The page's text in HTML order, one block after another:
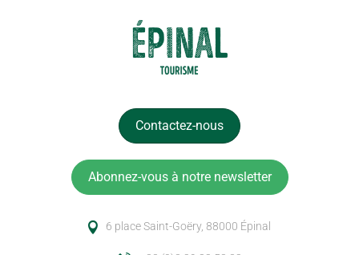
Contactez-nous
Abonnez-vous à notre newsletter
6 place Saint-Goëry, 88000 Épinal